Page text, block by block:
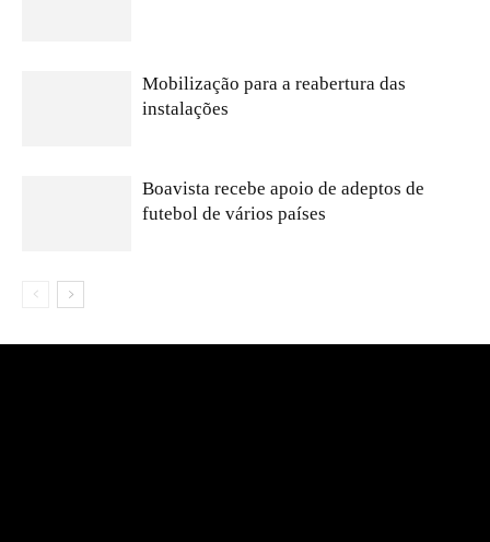
Mobilização para a reabertura das
instalações
Boavista recebe apoio de adeptos de
futebol de vários países